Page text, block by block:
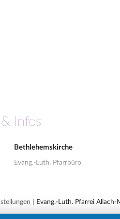
Infos
Bethlehemskirche
Evang.-Luth. Pfarrbüro
| Evang.-Luth. Pfarrei